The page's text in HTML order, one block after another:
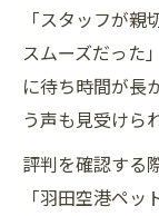
「スタッフが
スムーズだった
に待ち時間が長
う声も見受けら
評判を確認する
「羽田空港ペ